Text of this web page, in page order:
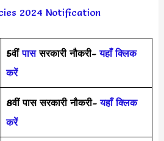
2024 Notification
5वींपाससरकारी नौकरी- यहाँ क्लिक
करें
8वीं पास सरकारी नौकरी- यहाँ क्लिक
करें